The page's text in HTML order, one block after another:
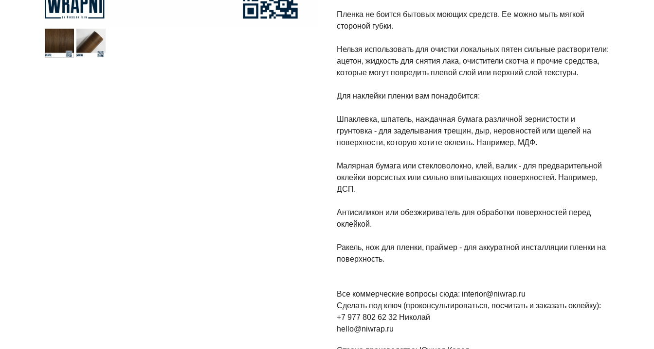
Пленка не боится бытовых моющих средств. Ее можно мыть мягкой
стороной губки.
Нельзя использовать для очистки локальных пятен сильные растворители:
ацетон, жидкость для снятия лака, очистители скотча и прочие средства,
которые могут повредить плевой слой или верхний слой текстуры.
Для наклейки пленки вам понадобится:
Шпаклевка, шпатель, наждачная бумага различной зернистости и
грунтовка - для заделывания трещин, дыр, неровностей или щелей на
поверхности, которую хотите оклеить. Например, МДФ.
Малярная бумага или стекловолокно, клей, валик - для предварительной
оклейки ворсистых или сильно впитывающих поверхностей. Например,
ДСП.
Антисиликон или обезжириватель для обработки поверхностей перед
оклейкой.
Ракель, нож для пленки, праймер - для аккуратной инсталляции пленки на
поверхность.
Все коммерческие вопросы сюда: interior@niwrap.ru
Сделать под ключ (проконсультироваться, посчитать и заказать оклейку):
+7 977 802 62 32 Николай
hello@niwrap.ru